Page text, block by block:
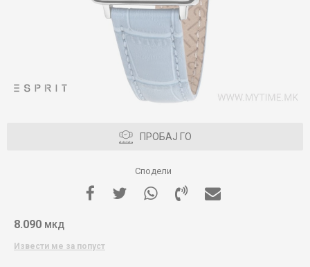
ПРОБАЈ ГО
Сподели
8.090 МКД
Извести ме за попуст